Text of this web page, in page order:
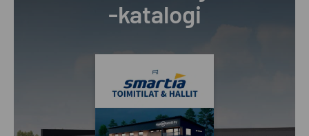
-katalogi